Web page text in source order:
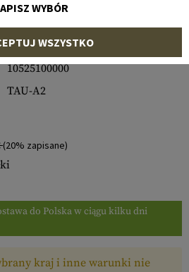
10525100000
TAU-A2
(20% zapisane)
do Polska w ciągu kilku dni
kraj i inne warunki nie
WYBÓR
WSZYSTKO